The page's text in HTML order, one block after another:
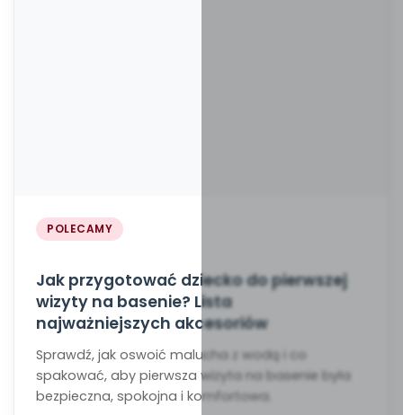
POLECAMY
Jak przygotować dziecko do pierwszej
wizyty na basenie? Lista
najważniejszych akcesoriów
Sprawdź, jak oswoić malucha z wodą i co
spakować, aby pierwsza wizyta na basenie była
bezpieczna, spokojna i komfortowa.